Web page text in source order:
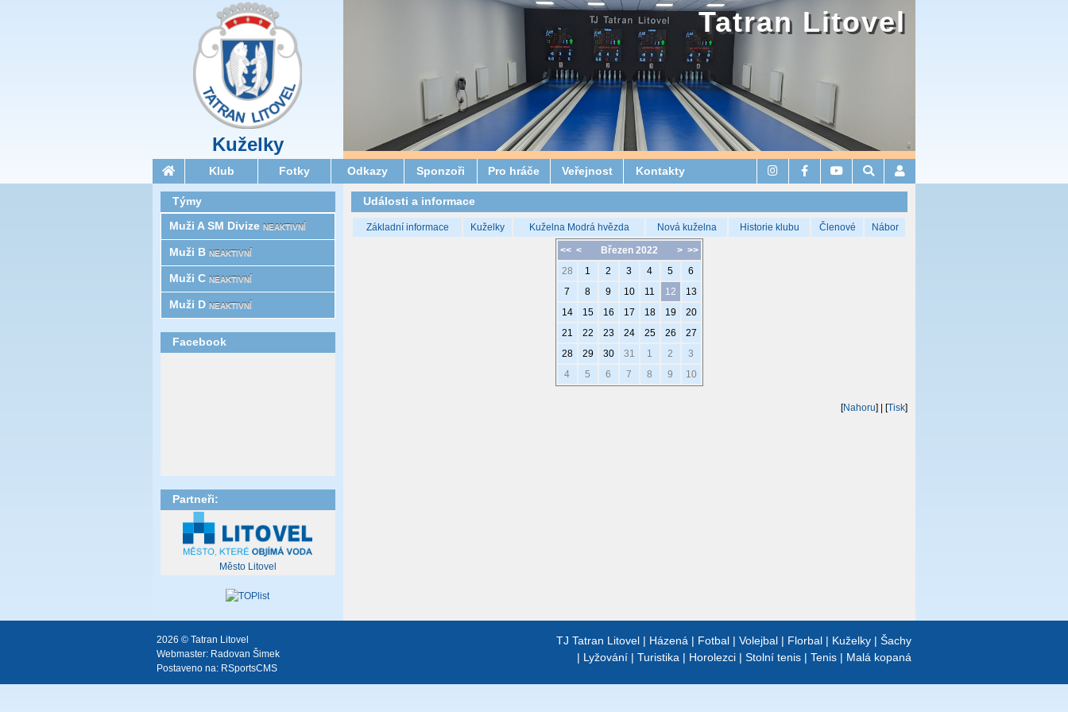
Kuželky
Tatran Litovel
Klub Fotky Odkazy Sponzoři Pro hráče Veřejnost Kontakty
Události a informace
Základní informace Kuželky Kuželna Modrá hvězda Nová kuželna Historie klubu Členové Nábor
<< < > >>
Březen 2022
28
1 2 3 4 5
6
7
8 9 10 11 12
13
14
15 16 17 18 19
20
21
22 23 24 25 26
27
28
29 30 31 1 2
3
4
5 6 7 8 9 10
[Nahoru] | [Tisk]
Týmy
Muži A SM Divize NEAKTIVNÍ
Muži B NEAKTIVNÍ
Muži C NEAKTIVNÍ
Muži D NEAKTIVNÍ
Facebook
Partneři:
Město Litovel
TJ Tatran Litovel | Házená | Fotbal | Volejbal | Florbal | Kuželky | Šachy
| Lyžování | Turistika | Horolezci | Stolní tenis | Tenis | Malá kopaná
2026 © Tatran Litovel
Webmaster: Radovan Šimek
Postaveno na: RSportsCMS